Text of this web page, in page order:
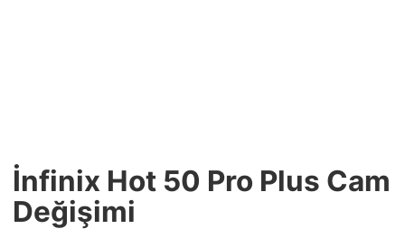
İnfinix Hot 50 Pro Plus Cam
Değişimi